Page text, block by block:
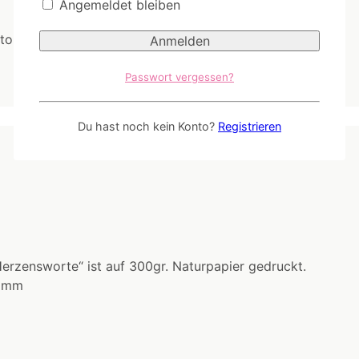
gedruckt und wurde mit einer Neonfarbe verfeinert.
ist auf 300gr. Naturpapier gedruckt.
Angemeldet bleiben
Passwort vergessen?
Du hast noch kein Konto? Registrieren